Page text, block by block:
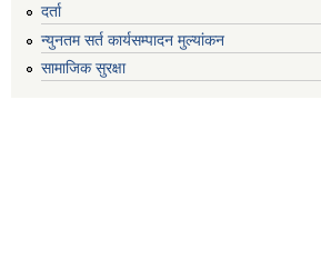
दर्ता
न्युनतम सर्त कार्यसम्पादन मुल्यांकन
सामाजिक सुरक्षा